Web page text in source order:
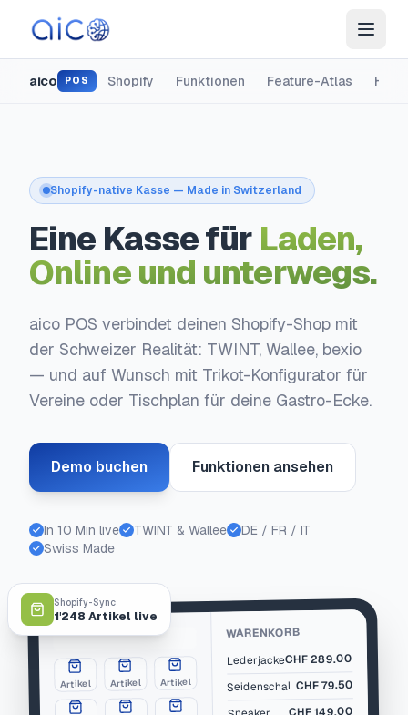
aico POS Shopify Funktionen Feature-Atlas
Shopify-native Kasse — Made in Switzerland
Eine Kasse für Laden,
Online und unterwegs.
aico POS verbindet deinen Shopify-Shop mit
der Schweizer Realität: TWINT, Wallee, bexio
— und auf Wunsch mit Trikot-Konfigurator für
Vereine oder Tischplan für deine Gastro-Ecke.
Demo buchen Funktionen ansehen
In 10 Min live TWINT & Wallee
DE / FR / IT
Swiss Made
Artikel Artikel Artikel
WARENKORB
LederjackeCHF289.00
Seidenschal CHF79.50
149.00
Shopify-Sync
1'248 Artikel live